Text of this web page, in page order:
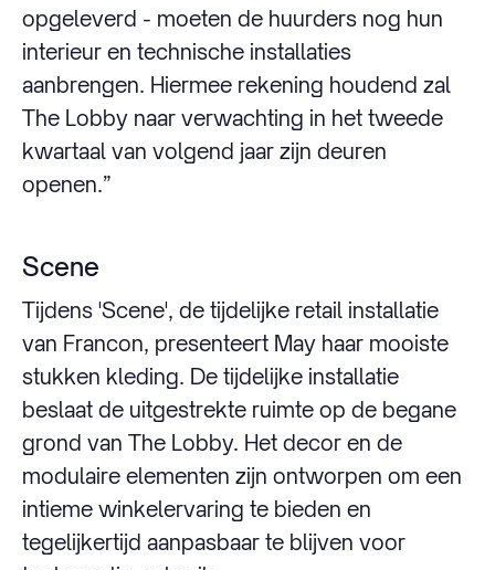
opgeleverd - moeten de huurders nog hun
interieur en technische installaties
aanbrengen. Hiermee rekening houdend zal
The Lobby naar verwachting in het tweede
kwartaal van volgend jaar zijn deuren
openen.”
Scene
Tijdens 'Scene', de tijdelijke retail installatie
van Francon, presenteert May haar mooiste
stukken kleding. De tijdelijke installatie
beslaat de uitgestrekte ruimte op de begane
grond van The Lobby. Het decor en de
modulaire elementen zijn ontworpen om een ​​
intieme winkelervaring te bieden en
tegelijkertijd aanpasbaar te blijven voor